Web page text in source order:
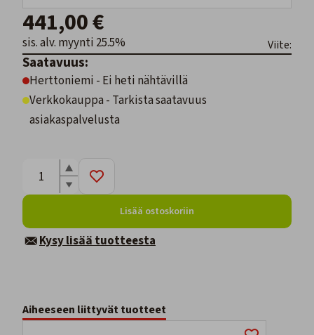
441,00 €
sis. alv. myynti 25.5% Viite:
Saatavuus:
Herttoniemi - Ei heti nähtävillä
Verkkokauppa - Tarkista saatavuus
asiakaspalvelusta
Lisää ostoskoriin
Kysy lisää tuotteesta
Aiheeseen liittyvät tuotteet